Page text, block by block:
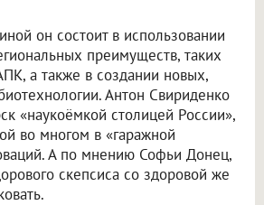
он состоит в использовании
преимуществ, таких
а также в создании новых,
Антон Свириденко
«наукоёмкой столицей России»,
во многом в «гаражной
А по мнению Софьи Донец,
скепсиса со здоровой же